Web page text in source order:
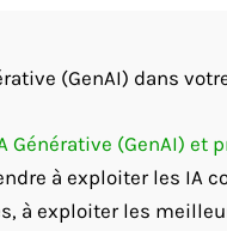
(GenAI) dans
Générative (GenAI) et
à exploiter les IA
à exploiter les